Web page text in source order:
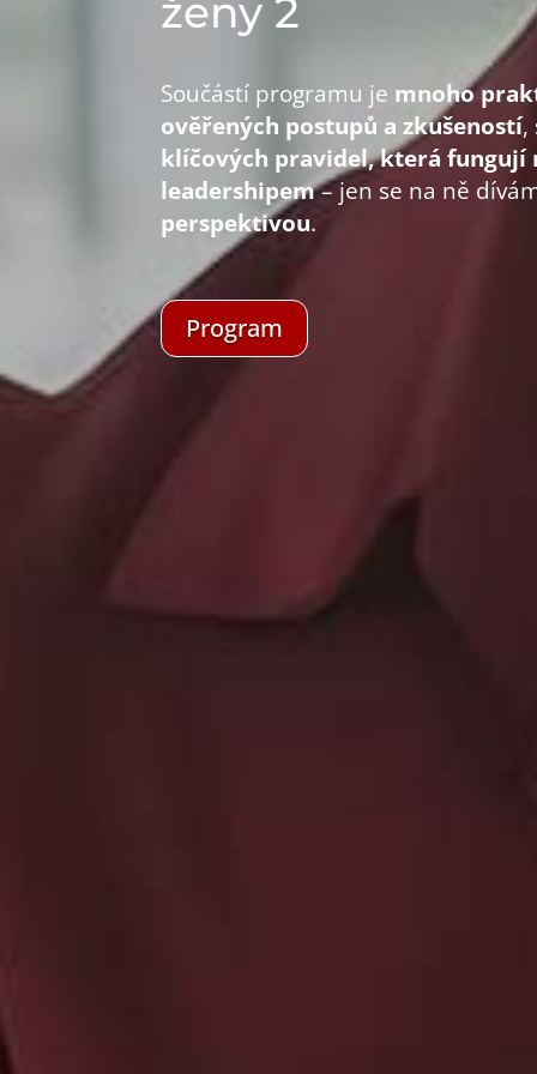
ženy 2
Součástí programu je mnoho
ověřených postupů a zkušeností,
klíčových pravidel, která fungují
leadershipem– jen se na ně
perspektivou.
Program